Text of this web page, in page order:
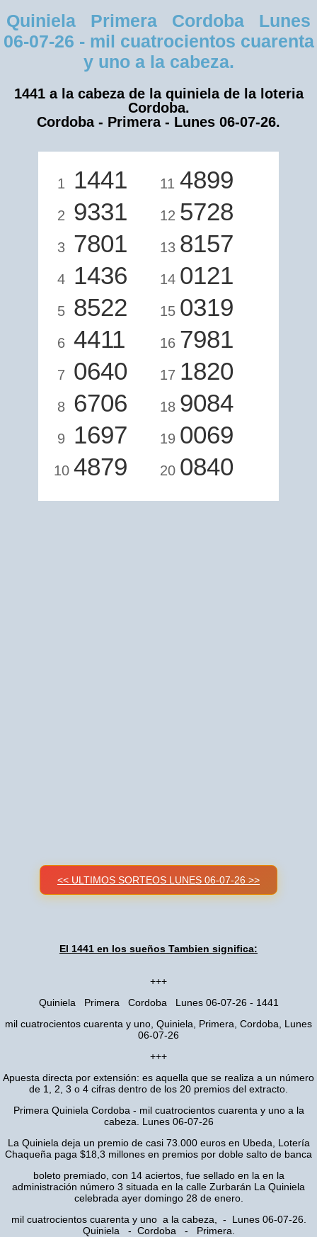
Quiniela Primera Cordoba Lunes
06-07-26 - mil cuatrocientos cuarenta
y uno a la cabeza.
1441 a la cabeza de la quiniela de la loteria
Cordoba.
Cordoba - Primera - Lunes 06-07-26.
1 1441
2 9331
3 7801
4 1436
5 8522
6 4411
7 0640
8 6706
9 1697
10 4879
11 4899
12 5728
13 8157
14 0121
15 0319
16 7981
17 1820
18 9084
19 0069
20 0840
<< ULTIMOS SORTEOS LUNES 06-07-26 >>
El 1441 en los sueños Tambien significa:
+++
Quiniela Primera Cordoba Lunes 06-07-26 - 1441
mil cuatrocientos cuarenta y uno, Quiniela, Primera, Cordoba, Lunes
06-07-26
+++
Apuesta directa por extensión: es aquella que se realiza a un número
de 1, 2, 3 o 4 cifras dentro de los 20 premios del extracto.
Primera Quiniela Cordoba - mil cuatrocientos cuarenta y uno a la
cabeza. Lunes 06-07-26
La Quiniela deja un premio de casi 73.000 euros en Ubeda, Lotería
Chaqueña paga $18,3 millones en premios por doble salto de banca
boleto premiado, con 14 aciertos, fue sellado en la en la
administración número 3 situada en la calle Zurbarán La Quiniela
celebrada ayer domingo 28 de enero.
mil cuatrocientos cuarenta y uno a la cabeza, - Lunes 06-07-26.
Quiniela - Cordoba - Primera.